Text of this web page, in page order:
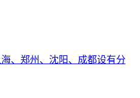
、郑州、沈阳、成都设有分